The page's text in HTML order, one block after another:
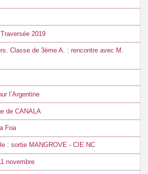
2019
Classe de 3ème A. : rencontre avec M.
l’Argentine
de CANALA
Foa
: sortie MANGROVE - CIE NC
novembre